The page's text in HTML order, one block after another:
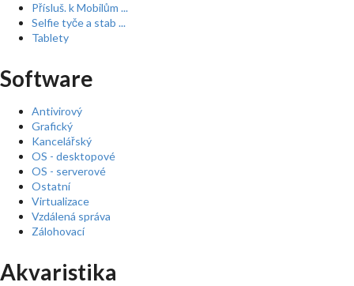
Přísluš. k Mobilům ...
Selfie tyče a stab ...
Tablety
Software
Antivirový
Grafický
Kancelářský
OS - desktopové
OS - serverové
Ostatní
Virtualizace
Vzdálená správa
Zálohovací
Akvaristika